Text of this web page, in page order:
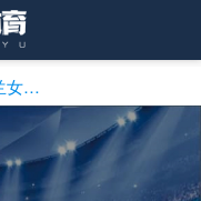
新西兰女联直播